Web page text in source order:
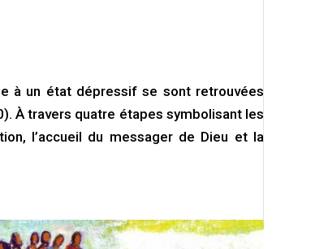
à un état dépressif se sont retrouvées
À travers quatre étapes symbolisant les
l’accueil du messager de Dieu et la